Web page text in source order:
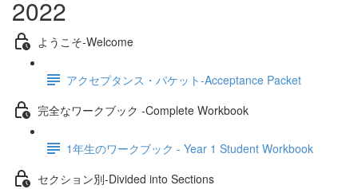
2022
ようこそ‐Welcome
アクセプタンス・パケット‐Acceptance Packet
完全なワークブック -Complete Workbook
1年生のワークブック - Year 1 Student Workbook
セクション別‐Divided into Sections